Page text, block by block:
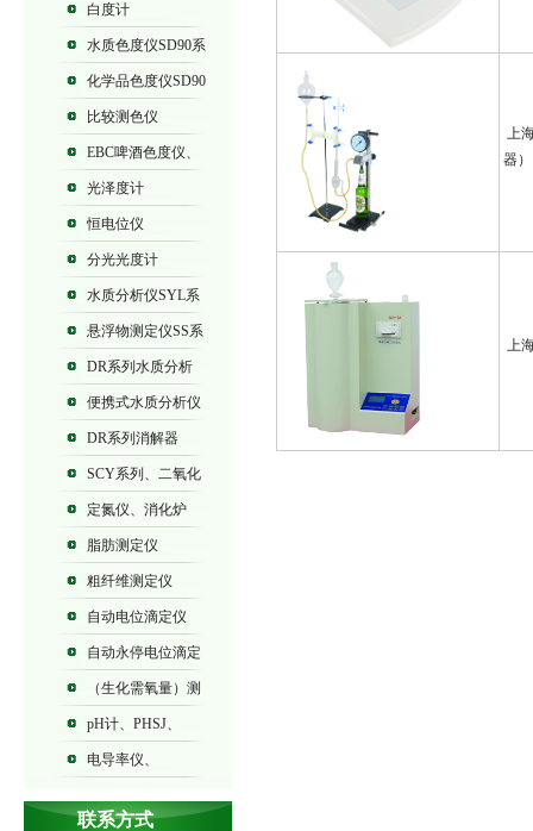
白度计
水质色度仪SD90系
化学品色度仪SD90
系列 比较测色仪
EBC啤酒色度仪、
SD9012B、SD9012
光泽度计
恒电位仪
分光光度计
水质分析仪SYL系
列、SD90系列
悬浮物测定仪SS系
DR系列水质分析
便携式水质分析仪
DR系列消解器
SCY系列、二氧化
碳气体测定仪
定氮仪、消化炉
脂肪测定仪
粗纤维测定仪
自动电位滴定仪
ZDJ系列自动永停电位滴定
仪ZDY系列（生化需氧量）测
定仪BOD-573
pH计、PHSJ、
PHS、PHB系列
电导率仪、
联系方式
上
器）
上